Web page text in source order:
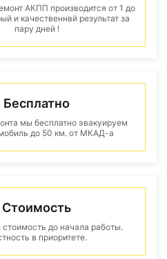
АКПП производится от 1 до
и качественнвй результат за
пару дней !
Бесплатно
мы бесплатно эвакуируем
до 50 км. от МКАД-а
Стоимость
до начала работы.
в приоритете.